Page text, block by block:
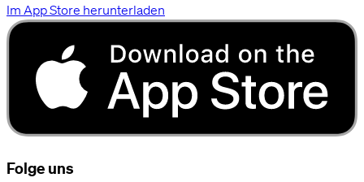
Im App Store herunterladen
Folge uns